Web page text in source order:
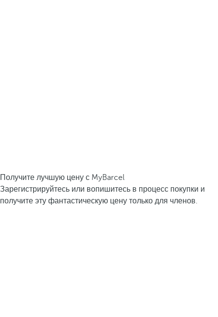
Получите лучшую цену с MyBarcel
Зарегистрируйтесь или вопишитесь в процесс покупки и
получите эту фантастическую цену только для членов.